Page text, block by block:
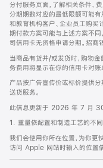
分付服务页面，了解相关条件、
分期期数对应的最低限额可能有
和教育机构客户、企业员工购
期付款方案可能与上述方案不同
司信用卡无资格申请分期。招
当商品有货并/或发货时，购物
务费用将显示在你的信用卡对账
产品按广告宣传价或标价提供分
送货服务。
此信息更新于 2026 年 7 月 30
1. 重量依配置和制造工艺的不同
我们会使用你所在位置，为你更
访问 Apple 网站时输入的位置信